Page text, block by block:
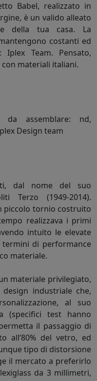
Babel, realizzato in
è un valido alleato
della tua casa. La
costanti ed
Team. Pensato,
materiali italiani.
da assemblare: nd,
Design team
dal nome del suo
Terzo (1949-2014).
piccolo tornio costruito
realizzava i primi
intuito le elevate
di performance
materiale.
materiale privilegiato,
industriale che,
al suo
(specifici test hanno
il passaggio di
all’80% del vetro, ed
tipo di distorsione
il mercato a preferirlo
da 3 millimetri,